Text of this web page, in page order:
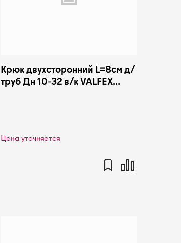
Крюк двухсторонний L=8см д/
труб Дн 10-32 в/к VALFEX
Цена уточняется